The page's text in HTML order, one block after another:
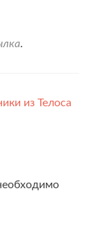
.
из Телоса